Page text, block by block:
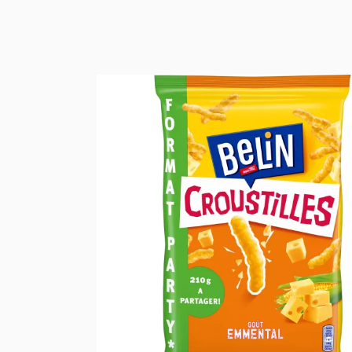
जैविक चॉकलेट और
जैविक शर्करा, आटा
जैविक स्वच्छता और
जैविक चेहरे की
जैविक शारीरिक